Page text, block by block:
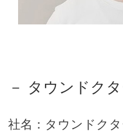
－ タウンドク
社名：タウンドク